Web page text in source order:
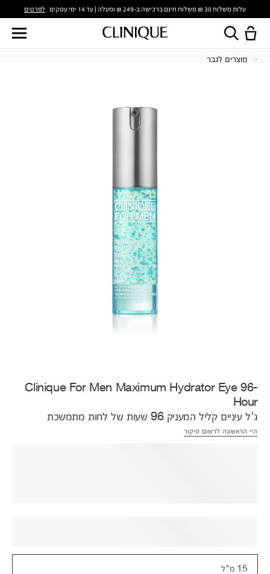
עלות משלוח 30 ₪ משלוח חינם ברכישה ב-249 ₪ ומעלה | עד 14 ימי עסקים לפרטים
מוצרים לגבר
Clinique For Men Maximum Hydrator Eye 96-
Hour
ג'ל עיניים קליל המעניק 96 שעות של לחות מתמשכת
היי הראשונה לרשום סיקור
15 מ"ל